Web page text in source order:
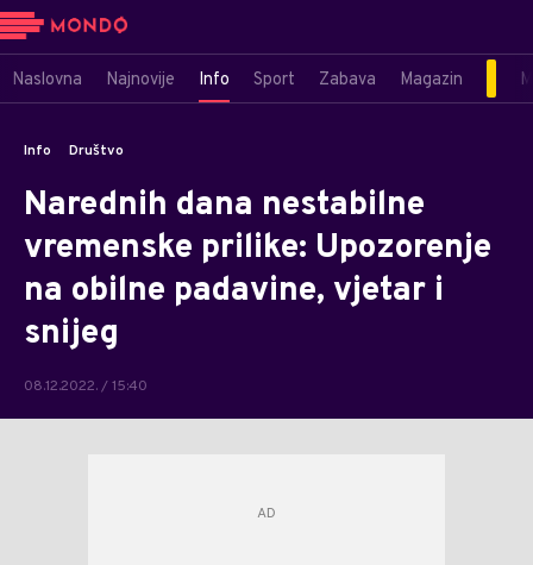
Naslovna Najnovije Info Sport Zabava Magazin
Info Društvo
Narednih dana nestabilne
vremenske prilike: Upozorenje
na obilne padavine, vjetar i
snijeg
08.12.2022. / 15:40